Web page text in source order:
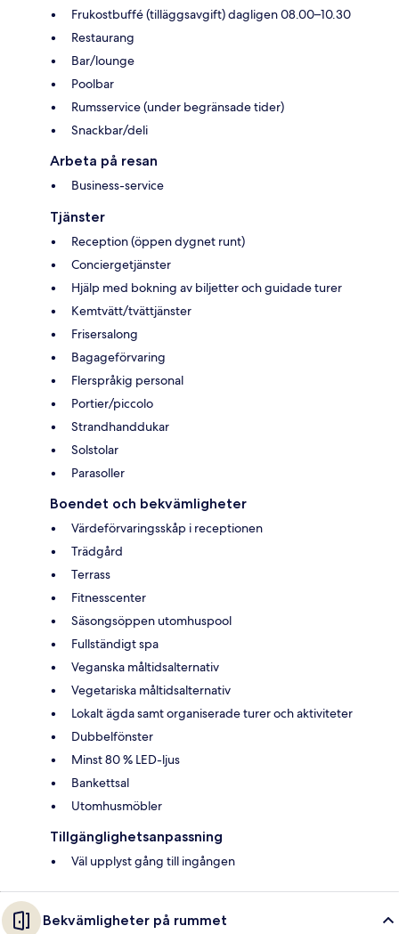
Frukostbuffé (tilläggsavgift) dagligen 08.00–10.30
Restaurang
Bar/lounge
Poolbar
Rumsservice (under begränsade tider)
Snackbar/deli
Arbeta på resan
Business-service
Tjänster
Reception (öppen dygnet runt)
Conciergetjänster
Hjälp med bokning av biljetter och guidade turer
Kemtvätt/tvättjänster
Frisersalong
Bagageförvaring
Flerspråkig personal
Portier/piccolo
Strandhanddukar
Solstolar
Parasoller
Boendet och bekvämligheter
Värdeförvaringsskåp i receptionen
Trädgård
Terrass
Fitnesscenter
Säsongsöppen utomhuspool
Fullständigt spa
Veganska måltidsalternativ
Vegetariska måltidsalternativ
Lokalt ägda samt organiserade turer och aktiviteter
Dubbelfönster
Minst 80 % LED-ljus
Bankettsal
Utomhusmöbler
Tillgänglighetsanpassning
Väl upplyst gång till ingången
Bekvämligheter på rummet